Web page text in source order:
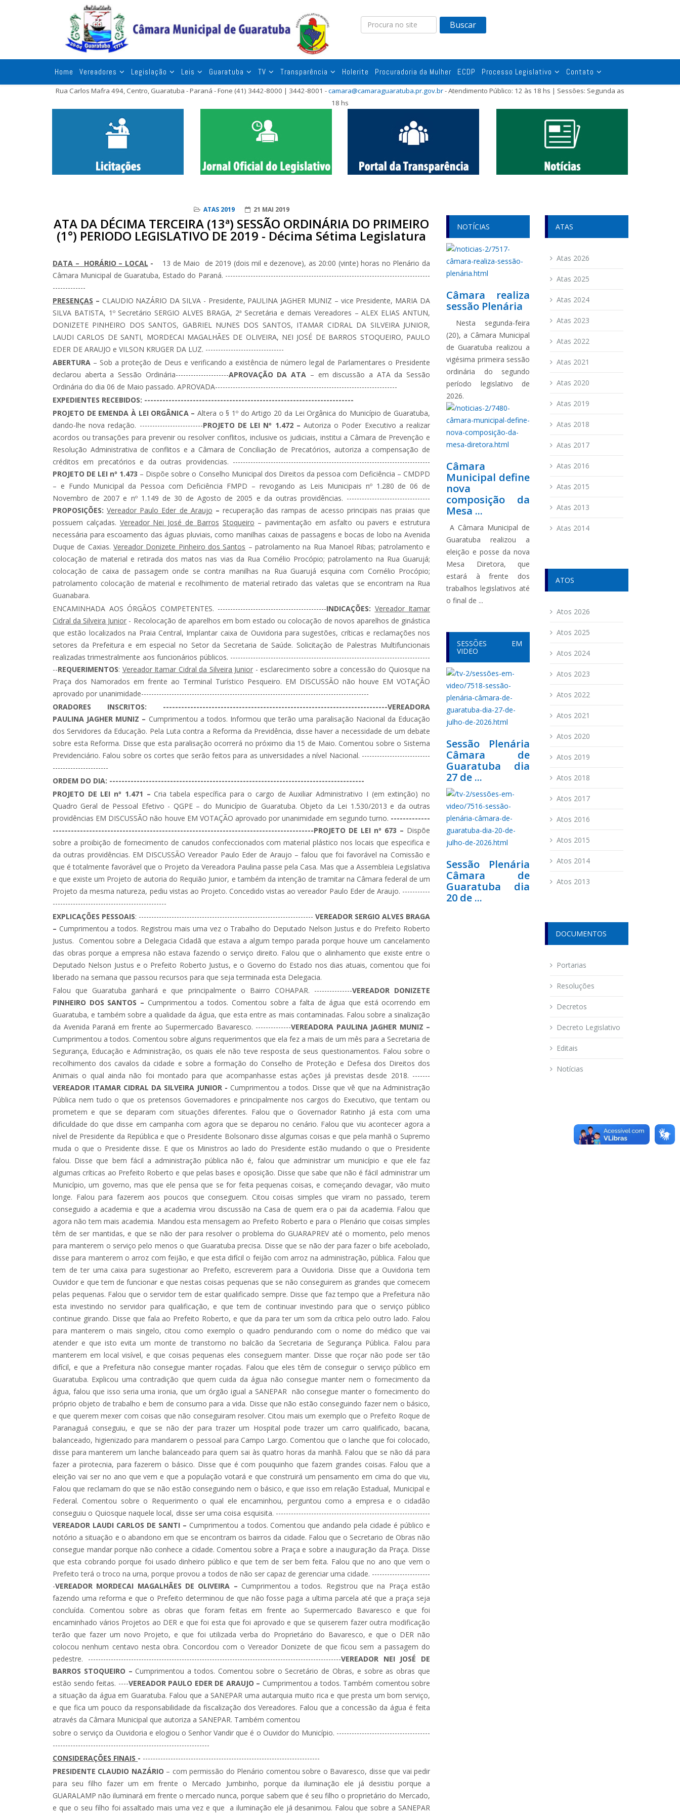
Buscar
Home Vereadores Legislação Leis Guaratuba TV Transparência Holerite Procuradoria da Mulher ECDP Processo Legislativo Contato
Rua Carlos Mafra 494, Centro, Guaratuba - Paraná - Fone (41) 3442-8000 | 3442-8001 -camara@camaraguaratuba.pr.gov.br- Atendimento Público: 12 às 18 hs | Sessões: Segunda as
18 hs
ATAS 2019 21 MAI 2019
ATA DA DÉCIMA TERCEIRA (13ª) SESSÃO ORDINÁRIA DO PRIMEIRO
(1°) PERIODO LEGISLATIVO DE 2019 - Décima Sétima Legislatura
DATA – HORÁRIO – LOCAL -
13 de Maio de 2019 (dois mil e dezenove), as 20:00 (vinte) horas no Plenário da
Câmara Municipal de Guaratuba, Estado do Paraná. ---------------------------------------------------------------------------------
-------------
PRESENÇAS – CLAUDIO NAZÁRIO DA SILVA - Presidente, PAULINA JAGHER MUNIZ – vice Presidente, MARIA DA
SILVA BATISTA, 1º Secretário SERGIO ALVES BRAGA, 2ª Secretária e demais Vereadores – ALEX ELIAS ANTUN,
DONIZETE PINHEIRO DOS SANTOS, GABRIEL NUNES DOS SANTOS, ITAMAR CIDRAL DA SILVEIRA JUNIOR,
LAUDI CARLOS DE SANTI, MORDECAI MAGALHÃES DE OLIVEIRA, NEI JOSÉ DE BARROS STOQUEIRO, PAULO
EDER DE ARAUJO e VILSON KRUGER DA LUZ. -------------------------------
ABERTURA – Sob a proteção de Deus e verificando a existência de número legal de Parlamentares o Presidente
declarou aberta a Sessão Ordinária---------------------APROVAÇÃO DA ATA – em discussão a ATA da Sessão
Ordinária do dia 06 de Maio passado. APROVADA------------------------------------------------------------------------
EXPEDIENTES RECEBIDOS: ---------------------------------------------------------------------
PROJETO DE EMENDA À LEI ORGÂNICA – Altera o § 1º do Artigo 20 da Lei Orgânica do Município de Guaratuba,
dando-lhe nova redação. -------------------------PROJETO DE LEI Nº 1.472 – Autoriza o Poder Executivo a realizar
acordos ou transações para prevenir ou resolver conflitos, inclusive os judiciais, institui a Câmara de Prevenção e
Resolução Administrativa de conflitos e a Câmara de Conciliação de Precatórios, autoriza a compensação de
créditos em precatórios e da outras providencias. ------------------------------------------------------------------------------
PROJETO DE LEI nº 1.473 – Dispõe sobre o Conselho Municipal dos Direitos da pessoa com Deficiência – CMDPD
– e Fundo Municipal da Pessoa com Deficiência FMPD – revogando as Leis Municipais nº 1.280 de 06 de
Novembro de 2007 e nº 1.149 de 30 de Agosto de 2005 e da outras providências. ---------------------------------
PROPOSIÇÕES:Vereador Paulo Eder de Araujo – recuperação das rampas de acesso principais nas praias que
possuem calçadas. Vereador Nei José de Barros Stoqueiro – pavimentação em asfalto ou pavers e estrutura
necessária para escoamento das águas pluviais, como manilhas caixas de passagens e bocas de lobo na Avenida
Duque de Caxias. Vereador Donizete Pinheiro dos Santos – patrolamento na Rua Manoel Ribas; patrolamento e
colocação de material e retirada dos matos nas vias da Rua Cornélio Procópio; patrolamento na Rua Guarujá;
colocação de caixa de passagem onde se contra manilhas na Rua Guarujá esquina com Cornélio Procópio;
patrolamento colocação de material e recolhimento de material retirado das valetas que se encontram na Rua
Guanabara.
ENCAMINHADA AOS ÓRGÃOS COMPETENTES. -------------------------------------------INDICAÇÕES: Vereador Itamar
Cidral da Silveira Junior - Recolocação de aparelhos em bom estado ou colocação de novos aparelhos de ginástica
que estão localizados na Praia Central, Implantar caixa de Ouvidoria para sugestões, críticas e reclamações nos
setores da Prefeitura e em especial no Setor da Secretaria de Saúde. Solicitação de Palestras Multifuncionais
realizadas trimestralmente aos funcionários públicos. -------------------------------------------------------------------------------
--REQUERIMENTOS: Vereador Itamar Cidral da Silveira Junior - esclarecimento sobre a concessão do Quiosque na
Praça dos Namorados em frente ao Terminal Turístico Pesqueiro. EM DISCUSSÃO não houve EM VOTAÇÃO
aprovado por unanimidade------------------------------------------------------------------------------------------
ORADORES INSCRITOS: --------------------------------------------------------------------------VEREADORA
PAULINA JAGHER MUNIZ – Cumprimentou a todos. Informou que terão uma paralisação Nacional da Educação
dos Servidores da Educação. Pela Luta contra a Reforma da Previdência, disse haver a necessidade de um debate
sobre esta Reforma. Disse que esta paralisação ocorrerá no próximo dia 15 de Maio. Comentou sobre o Sistema
Previdenciário. Falou sobre os cortes que serão feitos para as universidades a nível Nacional. ---------------------------
----------------------
ORDEM DO DIA: ------------------------------------------------------------------------------------
PROJETO DE LEI nº 1.471 –Cria tabela específica para o cargo de Auxiliar Administrativo I (em extinção) no
Quadro Geral de Pessoal Efetivo - QGPE – do Município de Guaratuba. Objeto da Lei 1.530/2013 e da outras
providências EM DISCUSSÃO não houve EM VOTAÇÃO aprovado por unanimidade em segundo turno. -------------
--------------------------------------------------------------------------------------PROJETO DE LEI nº 673 – Dispõe
sobre a proibição de fornecimento de canudos confeccionados com material plástico nos locais que especifica e
da outras providências. EM DISCUSSÃO Vereador Paulo Eder de Araujo – falou que foi favorável na Comissão e
que é totalmente favorável que o Projeto da Vereadora Paulina passe pela Casa. Mas que a Assembleia Legislativa
e que existe um Projeto de autoria do Requião Junior, e também da intenção de tramitar na Câmara federal de um
Projeto da mesma natureza, pediu vistas ao Projeto. Concedido vistas ao vereador Paulo Eder de Araujo. -----------
---------------------------------------------
EXPLICAÇÕES PESSOAIS: --------------------------------------------------------------------- VEREADOR SERGIO ALVES BRAGA
– Cumprimentou a todos. Registrou mais uma vez o Trabalho do Deputado Nelson Justus e do Prefeito Roberto
Justus. Comentou sobre a Delegacia Cidadã que estava a algum tempo parada porque houve um cancelamento
das obras porque a empresa não estava fazendo o serviço direito. Falou que o alinhamento que existe entre o
Deputado Nelson Justus e o Prefeito Roberto Justus, e o Governo do Estado nos dias atuais, comentou que foi
liberado na semana que passou recursos para que seja terminada esta Delegacia.
Falou que Guaratuba ganhará e que principalmente o Bairro COHAPAR. ---------------VEREADOR DONIZETE
PINHEIRO DOS SANTOS – Cumprimentou a todos. Comentou sobre a falta de água que está ocorrendo em
Guaratuba, e também sobre a qualidade da água, que esta entre as mais contaminadas. Falou sobre a sinalização
da Avenida Paraná em frente ao Supermercado Bavaresco. --------------VEREADORA PAULINA JAGHER MUNIZ –
Cumprimentou a todos. Comentou sobre alguns requerimentos que ela fez a mais de um mês para a Secretaria de
Segurança, Educação e Administração, os quais ele não teve resposta de seus questionamentos. Falou sobre o
recolhimento dos cavalos da cidade e sobre a formação do Conselho de Proteção e Defesa dos Direitos dos
Animais o qual ainda não foi montado para que acompanhasse estas ações já previstas desde 2018. -------
VEREADOR ITAMAR CIDRAL DA SILVEIRA JUNIOR -Cumprimentou a todos. Disse que vê que na Administração
Pública nem tudo o que os pretensos Governadores e principalmente nos cargos do Executivo, que tentam ou
prometem e que se deparam com situações diferentes. Falou que o Governador Ratinho já esta com uma
dificuldade do que disse em campanha com agora que se deparou no cenário. Falou que viu acontecer agora a
nível de Presidente da República e que o Presidente Bolsonaro disse algumas coisas e que pela manhã o Supremo
muda o que o Presidente disse. E que os Ministros ao lado do Presidente estão mudando o que o Presidente
falou. Disse que bem fácil a administração pública não é, falou que administrar um município e que ele faz
algumas críticas ao Prefeito Roberto e que pelas bases e oposição. Disse que sabe que não é fácil administrar um
Município, um governo, mas que ele pensa que se for feita pequenas coisas, e começando devagar, vão muito
longe. Falou para fazerem aos poucos que conseguem. Citou coisas simples que viram no passado, terem
conseguido a academia e que a academia virou discussão na Casa de quem era o pai da academia. Falou que
agora não tem mais academia. Mandou esta mensagem ao Prefeito Roberto e para o Plenário que coisas simples
têm de ser mantidas, e que se não der para resolver o problema do GUARAPREV até o momento, pelo menos
para manterem o serviço pelo menos o que Guaratuba precisa. Disse que se não der para fazer o bife acebolado,
disse para manterem o arroz com feijão, e que esta difícil o feijão com arroz na administração, pública. Falou que
tem de ter uma caixa para sugestionar ao Prefeito, escreverem para a Ouvidoria. Disse que a Ouvidoria tem
Ouvidor e que tem de funcionar e que nestas coisas pequenas que se não conseguirem as grandes que comecem
pelas pequenas. Falou que o servidor tem de estar qualificado sempre. Disse que faz tempo que a Prefeitura não
esta investindo no servidor para qualificação, e que tem de continuar investindo para que o serviço público
continue girando. Disse que fala ao Prefeito Roberto, e que da para ter um som da crítica pelo outro lado. Falou
para manterem o mais singelo, citou como exemplo o quadro pendurando com o nome do médico que vai
atender e que isto evita um monte de transtorno no balcão da Secretaria de Segurança Pública. Falou para
manterem em local visível, e que coisas pequenas eles conseguem manter. Disse que roçar não pode ser tão
difícil, e que a Prefeitura não consegue manter roçadas. Falou que eles têm de conseguir o serviço público em
Guaratuba. Explicou uma contradição que quem cuida da água não consegue manter nem o fornecimento da
água, falou que isso seria uma ironia, que um órgão igual a SANEPAR não consegue manter o fornecimento do
próprio objeto de trabalho e bem de consumo para a vida. Disse que não estão conseguindo fazer nem o básico,
e que querem mexer com coisas que não conseguiram resolver. Citou mais um exemplo que o Prefeito Roque de
Paranaguá conseguiu, e que se não der para trazer um Hospital pode trazer um carro qualificado, bacana,
balanceado, higienizado para mandarem o pessoal para Campo Largo. Comentou que o lanche que foi colocado,
disse para manterem um lanche balanceado para quem sai às quatro horas da manhã. Falou que se não dá para
fazer a pirotecnia, para fazerem o básico. Disse que é com pouquinho que fazem grandes coisas. Falou que a
eleição vai ser no ano que vem e que a população votará e que construirá um pensamento em cima do que viu,
Falou que reclamam do que se não estão conseguindo nem o básico, e que isso em relação Estadual, Municipal e
Federal. Comentou sobre o Requerimento o qual ele encaminhou, perguntou como a empresa e o cidadão
conseguiu o Quiosque naquele local, disse ser uma coisa esquisita. -------------------------------------------------------------
VEREADOR LAUDI CARLOS DE SANTI – Cumprimentou a todos. Comentou que andando pela cidade é público e
notório a situação e o abandono em que se encontram os bairros da cidade. Falou que o Secretario de Obras não
consegue mandar porque não conhece a cidade. Comentou sobre a Praça e sobre a inauguração da Praça. Disse
que esta cobrando porque foi usado dinheiro público e que tem de ser bem feita. Falou que no ano que vem o
Prefeito terá o troco na urna, porque provou a todos de não ser capaz de gerenciar uma cidade. -----------------------
-VEREADOR MORDECAI MAGALHÃES DE OLIVEIRA – Cumprimentou a todos. Registrou que na Praça estão
fazendo uma reforma e que o Prefeito determinou de que não fosse paga a ultima parcela até que a praça seja
concluída. Comentou sobre as obras que foram feitas em frente ao Supermercado Bavaresco e que foi
encaminhado vários Projetos ao DER e que foi esta que foi aprovado e que se quiserem fazer outra modificação
terão que fazer um novo Projeto, e que foi utilizada verba do Proprietário do Bavaresco, e que o DER não
colocou nenhum centavo nesta obra. Concordou com o Vereador Donizete de que ficou sem a passagem do
pedestre. ----------------------------------------------------------------------------------------------------VEREADOR NEI JOSÉ DE
BARROS STOQUEIRO –Cumprimentou a todos. Comentou sobre o Secretário de Obras, e sobre as obras que
estão sendo feitas. ----VEREADOR PAULO EDER DE ARAUJO – Cumprimentou a todos. Também comentou sobre
a situação da água em Guaratuba. Falou que a SANEPAR uma autarquia muito rica e que presta um bom serviço,
e que fica um pouco da responsabilidade da fiscalização dos Vereadores. Falou que a concessão da água é feita
através da Câmara Municipal que autoriza a SANEPAR. Também comentou
sobre o serviço da Ouvidoria e elogiou o Senhor Vandir que é o Ouvidor do Município. -------------------------------------
--------------------------------------------------------------
CONSIDERAÇÕES FINAIS - ----------------------------------------------------------------------
PRESIDENTE CLAUDIO NAZÁRIO – com permissão do Plenário comentou sobre o Bavaresco, disse que vai pedir
para seu filho fazer um em frente o Mercado Jumbinho, porque da iluminação ele já desistiu porque a
GUARALAMP não iluminará em frente o mercado nunca, porque sabem que é seu filho o proprietário do Mercado,
e que o seu filho foi assaltado mais uma vez e que a iluminação ele já desanimou. Falou que sobre a SANEPAR
NOTÍCIAS
Câmara realiza
sessão Plenária
Nesta segunda-feira
(20), a Câmara Municipal
de Guaratuba realizou a
vigésima primeira sessão
ordinária do segundo
período legislativo de
2026.
Câmara
Municipal define
nova
composição da
Mesa ...
A Câmara Municipal de
Guaratuba realizou a
eleição e posse da nova
Mesa Diretora, que
estará à frente dos
trabalhos legislativos até
o final de ...
SESSÕES EM
VIDEO
Sessão Plenária
Câmara de
Guaratuba dia
27 de ...
Sessão Plenária
Câmara de
Guaratuba dia
20 de ...
ATAS
Atas 2026
Atas 2025
Atas 2024
Atas 2023
Atas 2022
Atas 2021
Atas 2020
Atas 2019
Atas 2018
Atas 2017
Atas 2016
Atas 2015
Atas 2013
Atas 2014
ATOS
Atos 2026
Atos 2025
Atos 2024
Atos 2023
Atos 2022
Atos 2021
Atos 2020
Atos 2019
Atos 2018
Atos 2017
Atos 2016
Atos 2015
Atos 2014
Atos 2013
DOCUMENTOS
Portarias
Resoluções
Decretos
Decreto Legislativo
Editais
Notícias